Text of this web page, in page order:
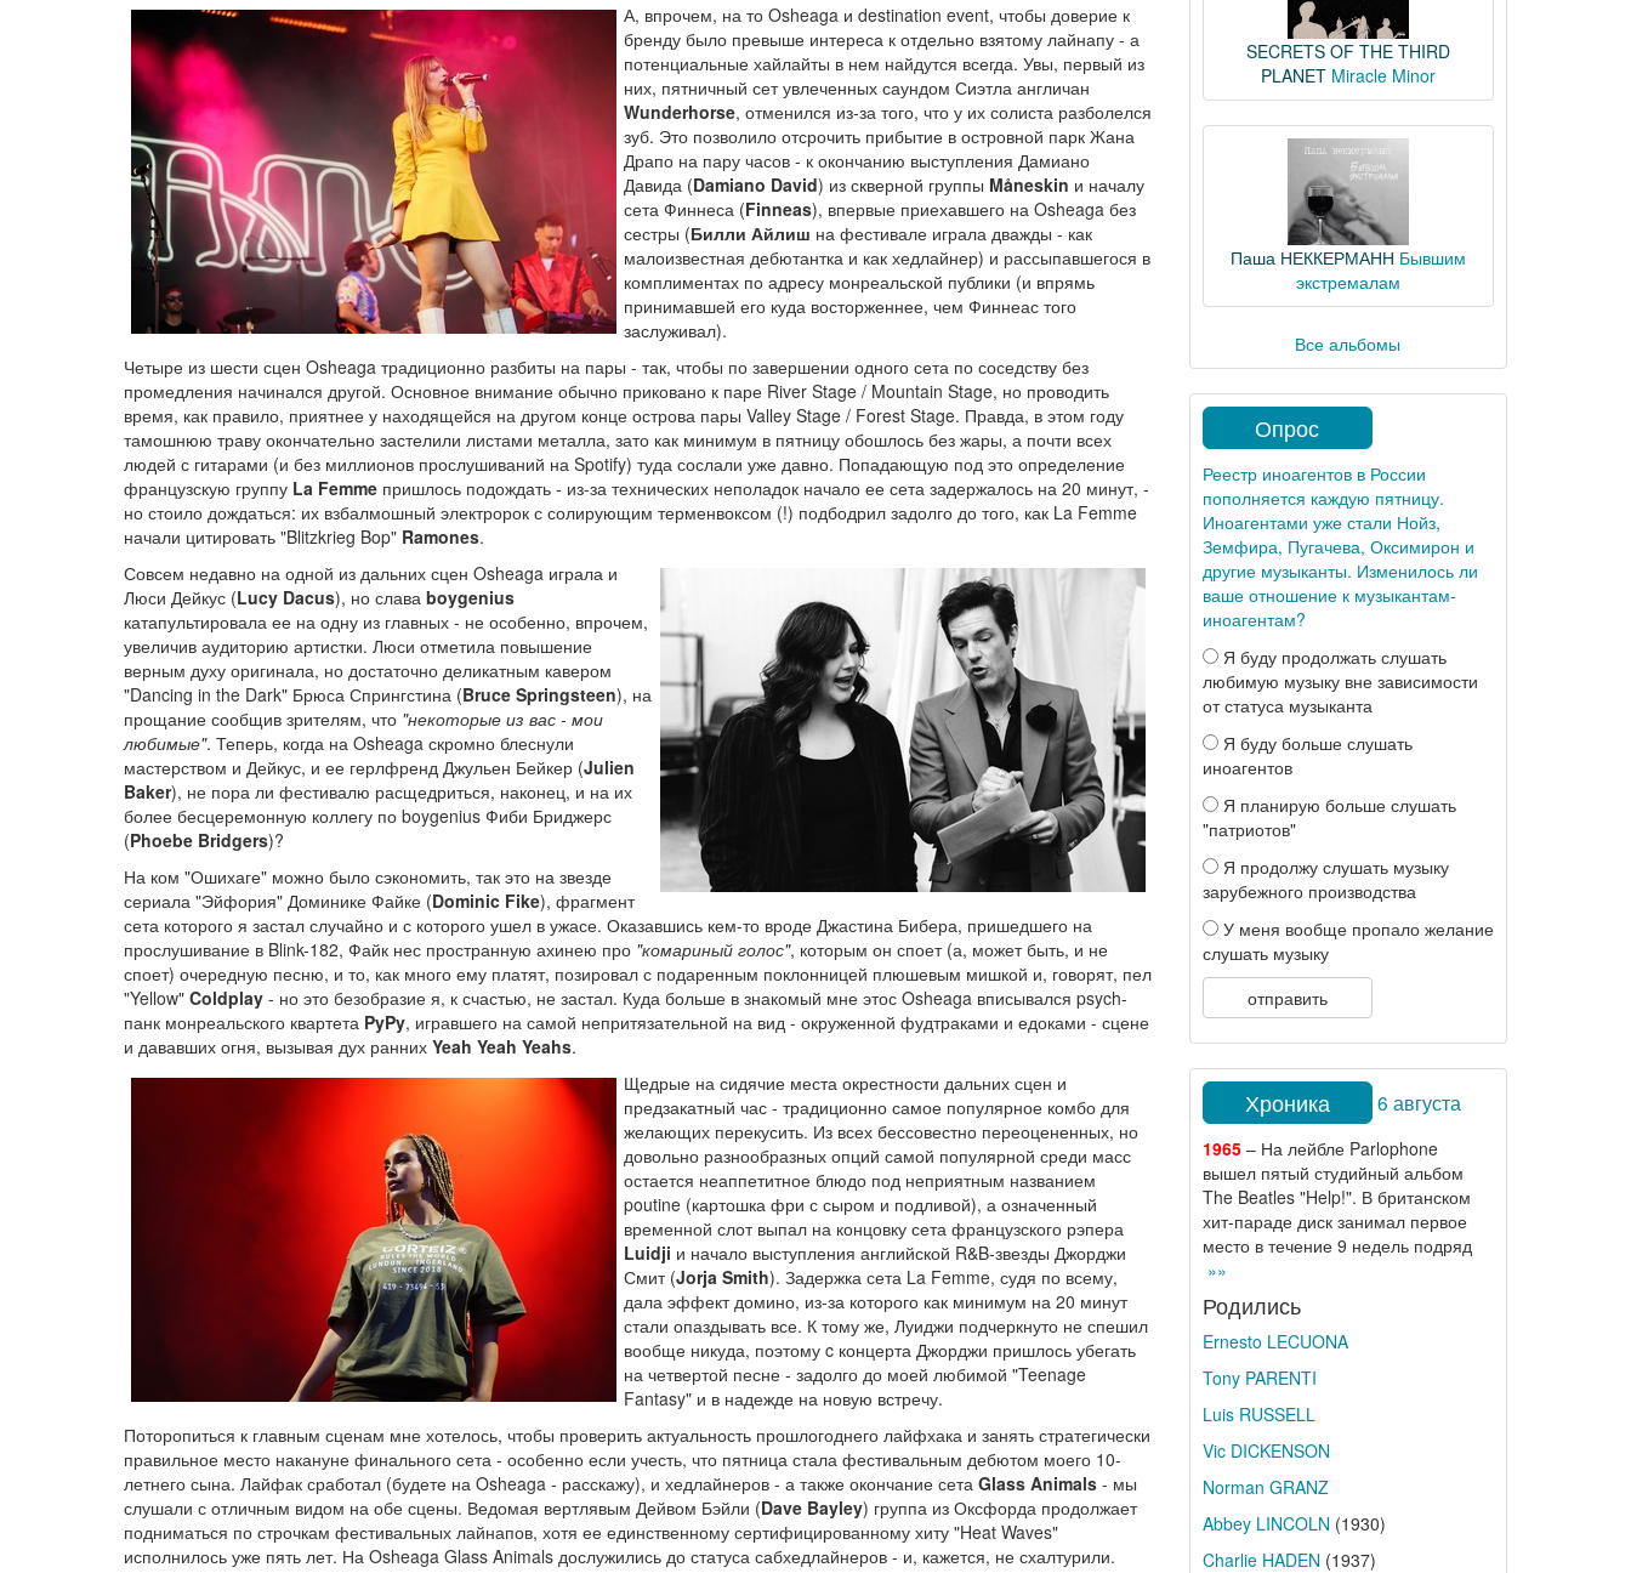
А, впрочем, на то Osheaga и destination event, чтобы доверие к
бренду было превыше интереса к отдельно взятому лайнапу - а
потенциальные хайлайты в нем найдутся всегда. Увы, первый из
них, пятничный сет увлеченных саундом Сиэтла англичан
Wunderhorse, отменился из-за того, что у их солиста разболелся
зуб. Это позволило отсрочить прибытие в островной парк Жана
Драпо на пару часов - к окончанию выступления Дамиано
Давида (Damiano David) из скверной группы Måneskin и началу
сета Финнеса (Finneas), впервые приехавшего на Osheaga без
сестры (Билли Айлиш на фестивале играла дважды - как
малоизвестная дебютантка и как хедлайнер) и рассыпавшегося в
комплиментах по адресу монреальской публики (и впрямь
принимавшей его куда восторженнее, чем Финнеас того
заслуживал).
Четыре из шести сцен Osheaga традиционно разбиты на пары - так, чтобы по завершении одного сета по соседству без
промедления начинался другой. Основное внимание обычно приковано к паре River Stage / Mountain Stage, но проводить
время, как правило, приятнее у находящейся на другом конце острова пары Valley Stage / Forest Stage. Правда, в этом году
тамошнюю траву окончательно застелили листами металла, зато как минимум в пятницу обошлось без жары, а почти всех
людей с гитарами (и без миллионов прослушиваний на Spotify) туда сослали уже давно. Попадающую под это определение
французскую группу La Femme пришлось подождать - из-за технических неполадок начало ее сета задержалось на 20 минут, -
но стоило дождаться: их взбалмошный электророк с солирующим терменвоксом (!) подбодрил задолго до того, как La Femme
начали цитировать "Blitzkrieg Bop" Ramones.
Совсем недавно на одной из дальних сцен Osheaga играла и
Люси Дейкус (Lucy Dacus), но слава boygenius
катапультировала ее на одну из главных - не особенно, впрочем,
увеличив аудиторию артистки. Люси отметила повышение
верным духу оригинала, но достаточно деликатным кавером
"Dancing in the Dark" Брюса Спрингстина (Bruce Springsteen), на
прощание сообщив зрителям, что "некоторые из вас - мои
любимые". Теперь, когда на Osheaga скромно блеснули
мастерством и Дейкус, и ее герлфренд Джульен Бейкер (Julien
Baker), не пора ли фестивалю расщедриться, наконец, и на их
более бесцеремонную коллегу по boygenius Фиби Бриджерс
(Phoebe Bridgers)?
На ком "Ошихаге" можно было сэкономить, так это на звезде
сериала "Эйфория" Доминике Файке (Dominic Fike), фрагмент
сета которого я застал случайно и с которого ушел в ужасе. Оказавшись кем-то вроде Джастина Бибера, пришедшего на
прослушивание в Blink-182, Файк нес пространную ахинею про "комариный голос", которым он споет (а, может быть, и не
споет) очередную песню, и то, как много ему платят, позировал с подаренным поклонницей плюшевым мишкой и, говорят, пел
"Yellow" Coldplay - но это безобразие я, к счастью, не застал. Куда больше в знакомый мне этос Osheaga вписывался psych-
панк монреальского квартета PyPy, игравшего на самой непритязательной на вид - окруженной фудтраками и едоками - сцене
и дававших огня, вызывая дух ранних Yeah Yeah Yeahs.
Щедрые на сидячие места окрестности дальних сцен и
предзакатный час - традиционно самое популярное комбо для
желающих перекусить. Из всех бессовестно переоцененных, но
довольно разнообразных опций самой популярной среди масс
остается неаппетитное блюдо под неприятным названием
poutine (картошка фри с сыром и подливой), а означенный
временной слот выпал на концовку сета французского рэпера
Luidji и начало выступления английской R&B-звезды Джорджи
Смит (Jorja Smith). Задержка сета La Femme, судя по всему,
дала эффект домино, из-за которого как минимум на 20 минут
стали опаздывать все. К тому же, Луиджи подчеркнуто не спешил
вообще никуда, поэтому c концерта Джорджи пришлось убегать
на четвертой песне - задолго до моей любимой "Teenage
Fantasy" и в надежде на новую встречу.
Поторопиться к главным сценам мне хотелось, чтобы проверить актуальность прошлогоднего лайфхака и занять стратегически
правильное место накануне финального сета - особенно если учесть, что пятница стала фестивальным дебютом моего 10-
летнего сына. Лайфак сработал (будете на Osheaga - расскажу), и хедлайнеров - а также окончание сета Glass Animals - мы
слушали с отличным видом на обе сцены. Ведомая вертлявым Дейвом Бэйли (Dave Bayley) группа из Оксфорда продолжает
подниматься по строчкам фестивальных лайнапов, хотя ее единственному сертифицированному хиту "Heat Waves"
исполнилось уже пять лет. На Osheaga Glass Animals дослужились до статуса сабхедлайнеров - и, кажется, не схалтурили.
SECRETS OF THE THIRD
PLANET Miracle Minor
Паша НЕККЕРМАНН Бывшим
экстремалам
Все альбомы
Опрос
Реестр иноагентов в России
пополняется каждую пятницу.
Иноагентами уже стали Нойз,
Земфира, Пугачева, Оксимирон и
другие музыканты. Изменилось ли
ваше отношение к музыкантам-
иноагентам?
Я буду продолжать слушать
любимую музыку вне зависимости
от статуса музыканта
Я буду больше слушать
иноагентов
Я планирую больше слушать
"патриотов"
Я продолжу слушать музыку
зарубежного производства
У меня вообще пропало желание
слушать музыку
отправить
Хроника 6 августа
1965– На лейбле Parlophone
вышел пятый студийный альбом
The Beatles "Help!". В британском
хит-параде диск занимал первое
место в течение 9 недель подряд
»»
Родились
Ernesto LECUONA
Tony PARENTI
Luis RUSSELL
Vic DICKENSON
Norman GRANZ
Abbey LINCOLN (1930)
Charlie HADEN (1937)